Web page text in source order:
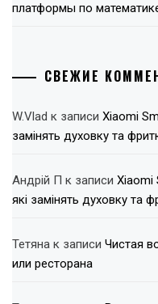
платформы по
СВЕЖИЕ
W.Vlad к записи Xiaomi
замінять духовку та
Андрій П к записи Xiaomi
які замінять духовку та
Тетяна к записи Чистая
или ресторана